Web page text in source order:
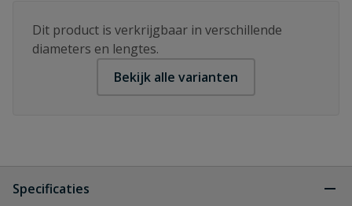
Dit product is verkrijgbaar in verschillende
diameters en lengtes.
Bekijk alle varianten
Specificaties